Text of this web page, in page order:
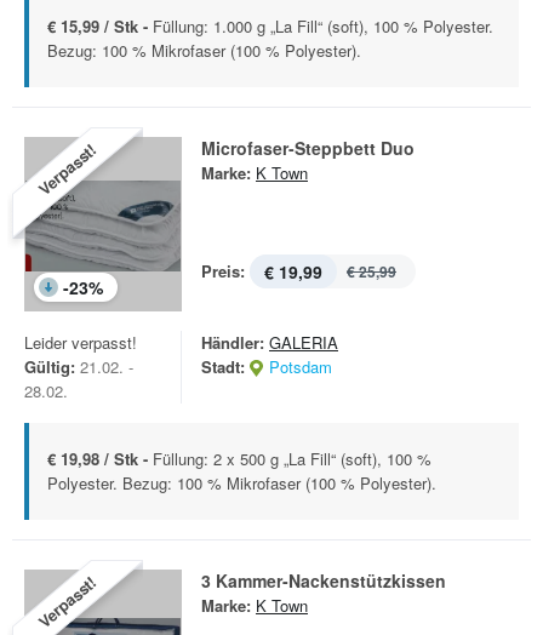
€ 15,99 / Stk - Füllung: 1.000 g „La Fill“ (soft), 100 % Polyester.
Bezug: 100 % Mikrofaser (100 % Polyester).
Verpasst!
-23%
Microfaser-Steppbett Duo
Marke: K Town
Preis: € 19,99 € 25,99
Leider verpasst!
Gültig: 21.02. -
28.02.
Händler: GALERIA
Stadt:
Potsdam
€ 19,98 / Stk - Füllung: 2 x 500 g „La Fill“ (soft), 100 %
Polyester. Bezug: 100 % Mikrofaser (100 % Polyester).
Verpasst! 3 Kammer-Nackenstützkissen
Marke: K Town